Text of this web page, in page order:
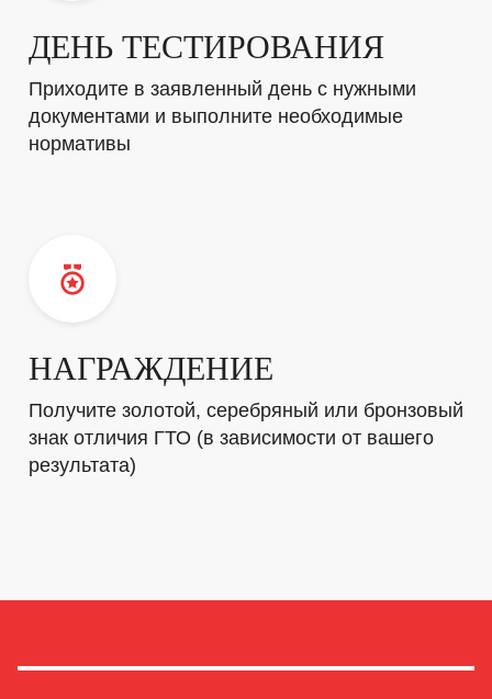
ДЕНЬ ТЕСТИРОВАНИЯ
Приходите в заявленный день с нужными
документами и выполните необходимые
нормативы
НАГРАЖДЕНИЕ
Получите золотой, серебряный или бронзовый
знак отличия ГТО (в зависимости от вашего
результата)